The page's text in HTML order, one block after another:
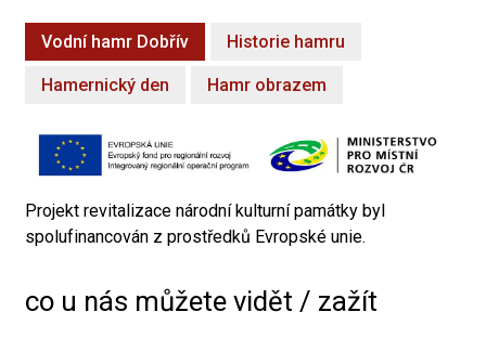
Vodní hamr Dobřív Historie hamru
Hamernický den Hamr obrazem
Projekt revitalizace národní kulturní památky byl
spolufinancován z prostředků Evropské unie.
co u nás můžete vidět / zažít